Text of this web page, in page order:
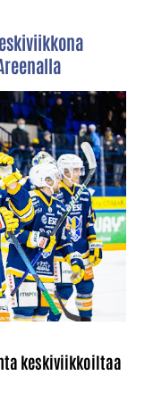
keskiviikkoiltaa